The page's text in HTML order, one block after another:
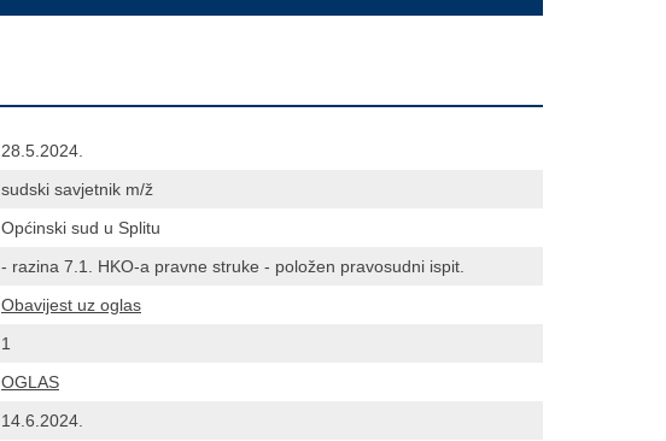
28.5.2024.
sudski savjetnik m/ž
Općinski sud u Splitu
- razina 7.1. HKO-a pravne struke - položen pravosudni ispit.
Obavijest uz oglas
1
OGLAS
14.6.2024.